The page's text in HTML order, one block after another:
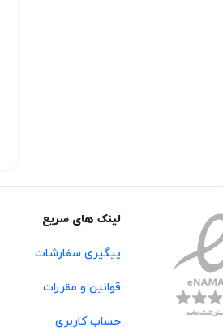
لینک های سریع
پیگیری سفارشات
قوانین و مقررات
حساب کاربری